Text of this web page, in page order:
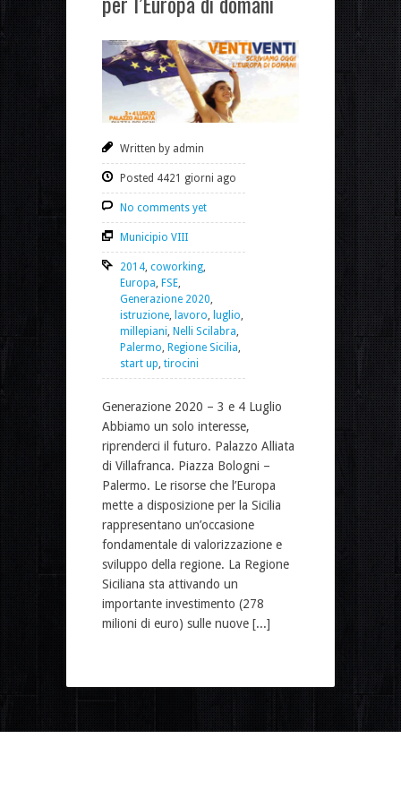
Written by admin
Posted 4421 giorni ago
No comments yet
Municipio VIII
2014 coworking
Europa FSE
Generazione 2020
istruzione
lavoro luglio
millepiani Nelli Scilabra
Palermo Regione Sicilia
start up tirocini
Generazione 2020 – 3 e 4 Luglio
Abbiamo un solo interesse,
riprenderci il futuro. Palazzo Alliata
di Villafranca. Piazza Bologni –
Palermo. Le risorse che l’Europa
mette a disposizione per la Sicilia
rappresentano un’occasione
fondamentale di valorizzazione e
sviluppo della regione. La Regione
Siciliana sta attivando un
importante investimento (278
milioni di euro) sulle nuove [...]